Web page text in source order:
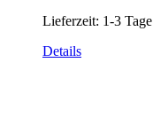
Lieferzeit: 1-3 Tage
Details